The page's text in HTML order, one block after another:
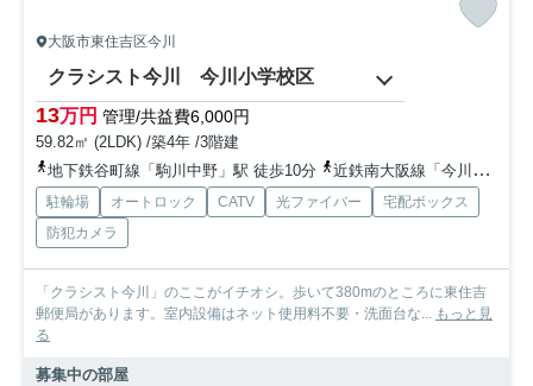
大阪市東住吉区今川
クラシスト今川 今川小学校区
13万円 管理/共益費6,000円
59.82㎡ (2LDK) /築4年 /3階建
地下鉄谷町線「駒川中野」駅 徒歩10分
近鉄南大阪線「今川」駅 徒歩7分
駐輪場 オートロック CATV 光ファイバー
宅配ボックス
防犯カメラ
「クラシスト今川」のここがイチオシ。歩いて380mのところに東住吉
郵便局があります。室内設備はネット使用料不要・洗面台な... もっと見
る
募集中の部屋